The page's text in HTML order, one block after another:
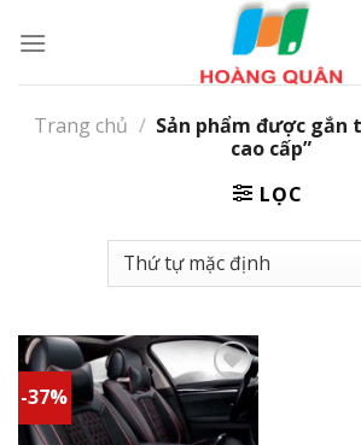
Trang chủ / Sản phẩm được gắn
cao cấp”
LỌC
-37%
Add to
wishlist